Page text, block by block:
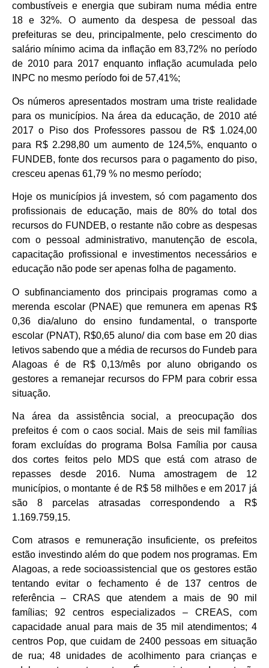
combustíveis e energia que subiram numa média entre
18 e 32%. O aumento da despesa de pessoal das
prefeituras se deu, principalmente, pelo crescimento do
salário mínimo acima da inflação em 83,72% no período
de 2010 para 2017 enquanto inflação acumulada pelo
INPC no mesmo período foi de 57,41%;
Os números apresentados mostram uma triste realidade
para os municípios. Na área da educação, de 2010 até
2017 o Piso dos Professores passou de R$ 1.024,00
para R$ 2.298,80 um aumento de 124,5%, enquanto o
FUNDEB, fonte dos recursos para o pagamento do piso,
cresceu apenas 61,79 % no mesmo período;
Hoje os municípios já investem, só com pagamento dos
profissionais de educação, mais de 80% do total dos
recursos do FUNDEB, o restante não cobre as despesas
com o pessoal administrativo, manutenção de escola,
capacitação profissional e investimentos necessários e
educação não pode ser apenas folha de pagamento.
O subfinanciamento dos principais programas como a
merenda escolar (PNAE) que remunera em apenas R$
0,36 dia/aluno do ensino fundamental, o transporte
escolar (PNAT), R$0,65 aluno/ dia com base em 20 dias
letivos sabendo que a média de recursos do Fundeb para
Alagoas é de R$ 0,13/mês por aluno obrigando os
gestores a remanejar recursos do FPM para cobrir essa
situação.
Na área da assistência social, a preocupação dos
prefeitos é com o caos social. Mais de seis mil famílias
foram excluídas do programa Bolsa Família por causa
dos cortes feitos pelo MDS que está com atraso de
repasses desde 2016. Numa amostragem de 12
municípios, o montante é de R$ 58 milhões e em 2017 já
são 8 parcelas atrasadas correspondendo a R$
1.169.759,15.
Com atrasos e remuneração insuficiente, os prefeitos
estão investindo além do que podem nos programas. Em
Alagoas, a rede socioassistencial que os gestores estão
tentando evitar o fechamento é de 137 centros de
referência – CRAS que atendem a mais de 90 mil
famílias; 92 centros especializados – CREAS, com
capacidade anual para mais de 35 mil atendimentos; 4
centros Pop, que cuidam de 2400 pessoas em situação
de rua; 48 unidades de acolhimento para crianças e